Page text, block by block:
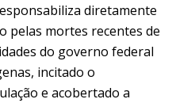
diretamente
pelas mortes recentes de
do governo federal
incitado o
e acobertado a